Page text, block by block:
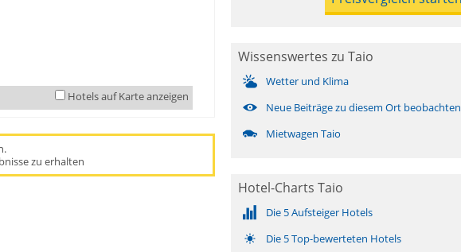
Hotels auf Karte anzeigen
zu erhalten
Wissenswertes zu Taio
Wetter und Klima
Neue Beiträge zu diesem Ort beobachten
Mietwagen Taio
Hotel-Charts Taio
Die 5 Aufsteiger Hotels
Die 5 Top-bewerteten Hotels